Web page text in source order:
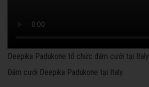
Deepika Padukone tổ chức đám cưới tại Italy
Đám cưới Deepika Padukone tại Italy.